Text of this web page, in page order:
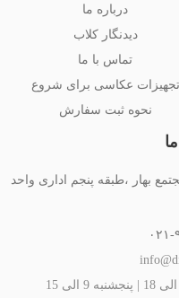
درباره ما
دیدنگار کلاب
تماس با ما
تجهیزات عکاسی برای شروع
نحوه ثبت سفارش
بهار ،طبقه پنجم اداری واحد